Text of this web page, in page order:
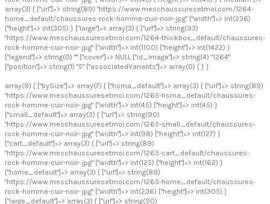
array(3) { ["url"]=> string(89) "https://www.meschaussuresetmoi.com/1264-
home_default/chaussures-rock-homme-cuir-noir-.jpg" ["width"]=> int(236)
["height"]=> int(305) } ["large"]=> array(3) { ["url"]=> string(93)
"https://www.meschaussuresetmoi.com/1264-thickbox_default/chaussures-
rock-homme-cuir-noir-.jpg" ["width"]=> int(1100) ["height"]=> int(1422) }
["legend"]=> string(0) "" ["cover"]=> NULL ["id_image"]=> string(4) "1264"
["position"]=> string(1) "5" ["associatedVariants"]=> array(0) { } }
array(9) { ["bySize"]=> array(7) { ["hsma_default"]=> array(3) { ["url"]=> string(89)
"https://www.meschaussuresetmoi.com/1265-hsma_default/chaussures-
rock-homme-cuir-noir-.jpg" ["width"]=> int(45) ["height"]=> int(45) }
["small_default"]=> array(3) { ["url"]=> string(90)
"https://www.meschaussuresetmoi.com/1265-small_default/chaussures-
rock-homme-cuir-noir-.jpg" ["width"]=> int(98) ["height"]=> int(127) }
["cart_default"]=> array(3) { ["url"]=> string(89)
"https://www.meschaussuresetmoi.com/1265-cart_default/chaussures-
rock-homme-cuir-noir-.jpg" ["width"]=> int(125) ["height"]=> int(162) }
["home_default"]=> array(3) { ["url"]=> string(89)
"https://www.meschaussuresetmoi.com/1265-home_default/chaussures-
rock-homme-cuir-noir-.jpg" ["width"]=> int(236) ["height"]=> int(305) }
["large_default"]=> array(3) { ["url"]=> string(90)